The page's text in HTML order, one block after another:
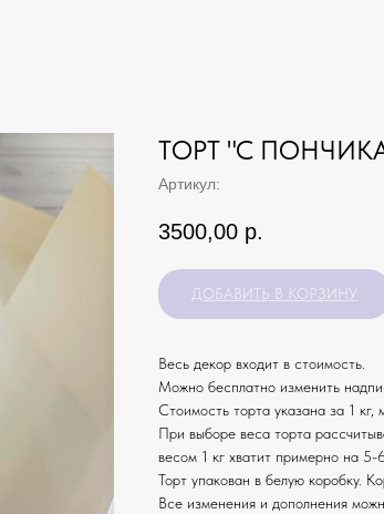
ТОРТ "С
Артикул:
3500,00 р.
ДОБАВИТЬ В КОРЗИНУ
Весь декор входит в стоимость.
Можно бесплатно изменить
Стоимость торта указана за 1
При выборе веса торта
весом 1 кг хватит примерно на 5-
Торт упакован в белую коробку.
Все изменения и дополнения